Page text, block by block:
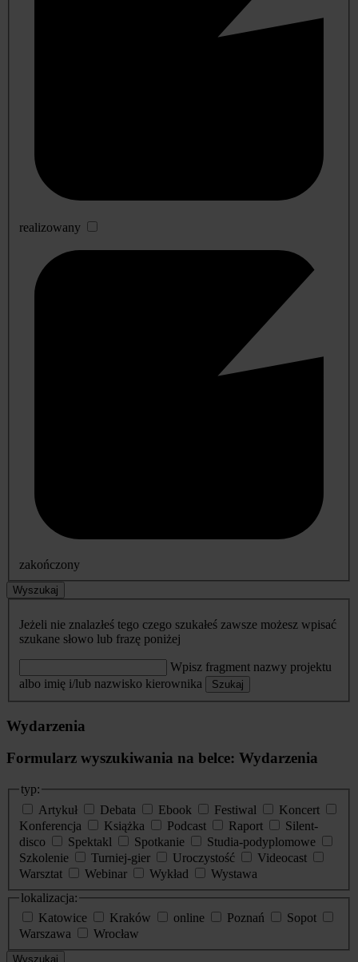
realizowany
zakończony
Wyszukaj
Jeżeli nie znalazłeś tego czego szukałeś zawsze możesz wpisać
szukane słowo lub frazę poniżej
Wpisz fragment nazwy projektu
albo imię i/lub nazwisko kierownika
Szukaj
Wydarzenia
Formularz wyszukiwania na belce: Wydarzenia
typ:
Artykuł
Debata Ebook Festiwal
Koncert
Konferencja
Książka Podcast Raport
Silent-
disco
Spektakl Spotkanie
Studia-podyplomowe
Szkolenie
Turniej-gier Uroczystość
Videocast
Warsztat
Webinar Wykład
Wystawa
lokalizacja:
Katowice
Kraków online Poznań
Sopot
Warszawa
Wrocław
Wyszukaj